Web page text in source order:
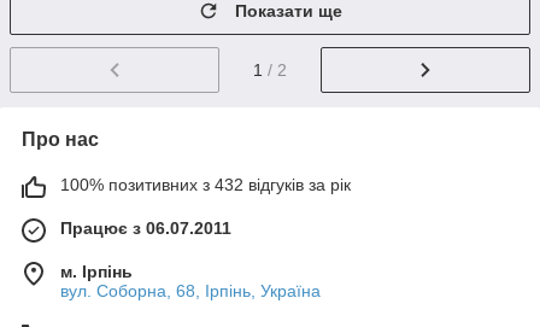
Показати ще
1 / 2
Про нас
100% позитивних з 432 відгуків за рік
Працює з 06.07.2011
м. Ірпінь
вул. Соборна, 68, Ірпінь, Україна